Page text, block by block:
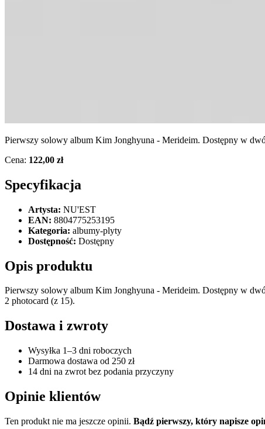
Pierwszy solowy album Kim Jonghyuna - Merideim. Dostępny w
Cena: 122,00 zł
Specyfikacja
Artysta: NU'EST
EAN: 8804775253195
Kategoria: albumy-plyty
Dostępność: Dostępny
Opis produktu
Pierwszy solowy album Kim Jonghyuna - Merideim. Dostępny w
2 photocard (z 15).
Dostawa i zwroty
Wysyłka 1–3 dni roboczych
Darmowa dostawa od 250 zł
14 dni na zwrot bez podania przyczyny
Opinie klientów
Ten produkt nie ma jeszcze opinii. Bądź pierwszy, który napisze